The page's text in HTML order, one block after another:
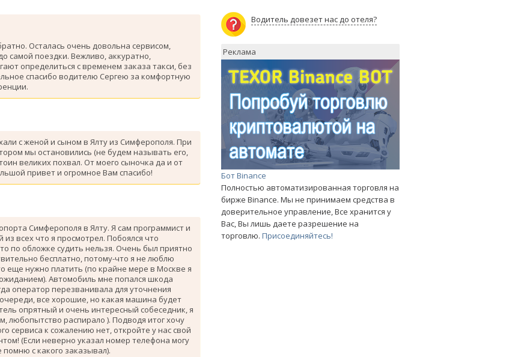
Осталась очень довольна сервисом,
самой поездки. Вежливо, аккуратно,
определиться с временем заказа такси, без
спасибо водителю Сергею за комфортную
с женой и сыном в Ялту из Симферополя. При
мы остановились (не будем называть его,
великих похвал. От моего сыночка да и от
привет и огромное Вам спасибо!
Симферополя в Ялту. Я сам программист и
всех что я просмотрел. Побоялся что
по обложке судить нельзя. Очень был приятно
бесплатно, потому-что я не люблю
еще нужно платить (по крайне мере в Москве я
Автомобиль мне попался шкода
оператор перезванивала для уточнения
все хорошие, но какая машина будет
опрятный и очень интересный собеседник, я
любопытство распирало ). Подводя итог хочу
сервиса к сожалению нет, откройте у нас свой
(Если неверно указал номер телефона могу
с какого заказывал).
Водитель довезет нас до отеля?
Реклама
Бот Binance
Полностью автоматизированная торговля на
бирже Binance. Мы не принимаем средства в
доверительное управление, Все хранится у
Вас, Вы лишь даете разрешение на
торговлю.Присоединяйтесь!